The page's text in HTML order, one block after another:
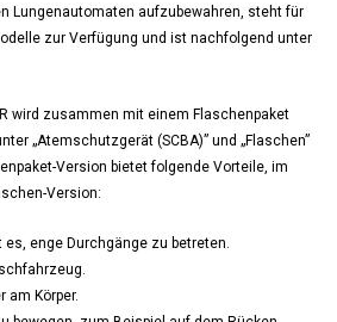
Lungenautomaten aufzubewahren, steht für
zur Verfügung und ist nachfolgend unter
wird zusammen mit einem Flaschenpaket
„Atemschutzgerät (SCBA)” und „Flaschen”
Version bietet folgende Vorteile, im
Version:
enge Durchgänge zu betreten.
am Körper.